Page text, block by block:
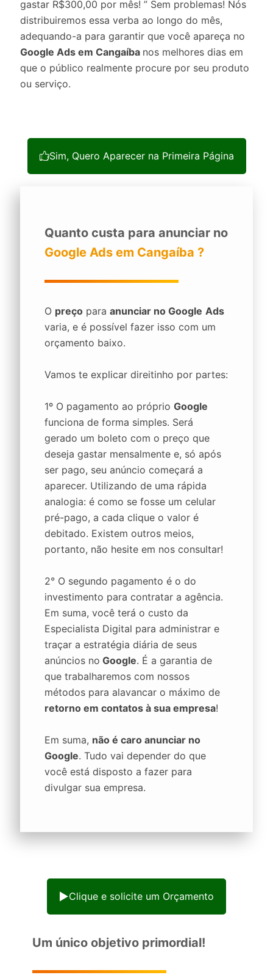
gastar R$300,00 por mês! ” Sem problemas! Nós
distribuiremos essa verba ao longo do mês,
adequando-a para garantir que você apareça no
Google Ads em Cangaíba nos melhores dias em
que o público realmente procure por seu produto
ou serviço.
Sim, Quero Aparecer na Primeira Página
Quanto custa para anunciar no
Google Ads em Cangaíba ?
O preço para anunciar no Google Ads
varia, e é possível fazer isso com um
orçamento baixo.
Vamos te explicar direitinho por partes:
1º O pagamento ao próprio Google
funciona de forma simples. Será
gerado um boleto com o preço que
deseja gastar mensalmente e, só após
ser pago, seu anúncio começará a
aparecer. Utilizando de uma rápida
analogia: é como se fosse um celular
pré-pago, a cada clique o valor é
debitado. Existem outros meios,
portanto, não hesite em nos consultar!
2° O segundo pagamento é o do
investimento para contratar a agência.
Em suma, você terá o custo da
Especialista Digital para administrar e
traçar a estratégia diária de seus
anúncios no Google. É a garantia de
que trabalharemos com nossos
métodos para alavancar o máximo de
retorno em contatos à sua empresa!
Em suma, não é caro anunciar no
Google. Tudo vai depender do que
você está disposto a fazer para
divulgar sua empresa.
Clique e solicite um Orçamento
Um único objetivo primordial!